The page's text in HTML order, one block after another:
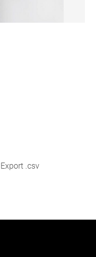
Export .csv